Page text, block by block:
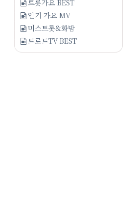
트롯가요 BEST
인기 가요 MV
미스트롯&화밤
트로트TV BEST